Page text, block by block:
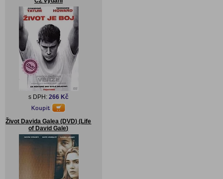
s DPH: 266 Kč
Život Davida Galea (DVD) (Life
of David Gale)